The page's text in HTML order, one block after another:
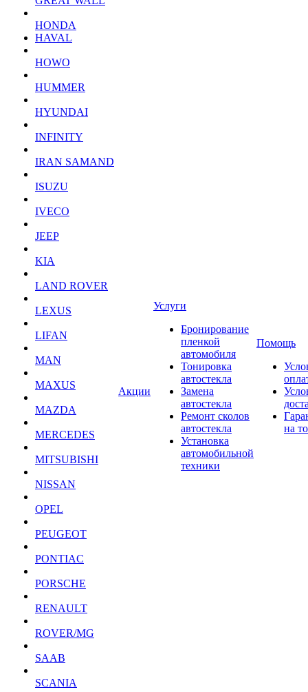
HONDA
HAVAL
HOWO
HUMMER
HYUNDAI
INFINITY
IRAN SAMAND
ISUZU
IVECO
JEEP
KIA
LAND ROVER
LEXUS
LIFAN
MAN
MAXUS
MAZDA
MERCEDES
MITSUBISHI
NISSAN
OPEL
PEUGEOT
PONTIAC
PORSCHE
RENAULT
ROVER/MG
SAAB
SCANIA
Акции
Услуги
Бронирование
пленкой
автомобиля
Тонировка
автостекла
Замена
автостекла
Ремонт сколов
автостекла
Установка
автомобильной
техники
Помощь
на